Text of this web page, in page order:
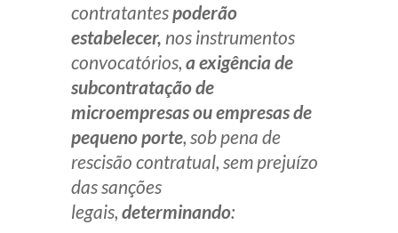
contratantespoderão
estabelecer, nos instrumentos
convocatórios, a exigência de
subcontratação de
microempresas ou empresas de
pequeno porte, sob pena de
rescisão contratual, sem prejuízo
das sanções
legais, determinando: